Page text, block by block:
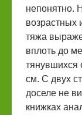
непонятно.
возрастных
тяжа
вплоть до
тянувшихся
см. С двух
доселе не
книжках